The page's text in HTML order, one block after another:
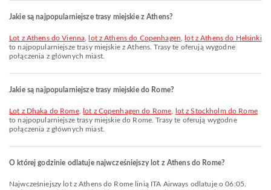
Jakie są najpopularniejsze trasy miejskie z Athens?
lot z Athens do Vienna lot z Athens do Copenhagen
lot z Athens do Helsinki
to najpopularniejsze trasy miejskie z Athens. Trasy te oferują wygodne
połączenia z głównych miast.
Jakie są najpopularniejsze trasy miejskie do Rome?
lot z Dhaka do Rome, lot z Copenhagen do Rome
lot z Stockholm do Rome
to najpopularniejsze trasy miejskie do Rome. Trasy te oferują wygodne
połączenia z głównych miast.
O której godzinie odlatuje najwcześniejszy lot z Athens do Rome?
Najwcześniejszy lot z Athens do Rome linią ITA Airways odlatuje o 06:05.